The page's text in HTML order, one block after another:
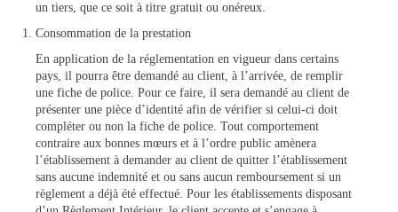
un tiers, que ce soit à titre gratuit ou onéreux.
Consommation de la prestation
En application de la réglementation en vigueur dans certains
pays, il pourra être demandé au client, à l’arrivée, de remplir
une fiche de police. Pour ce faire, il sera demandé au client de
présenter une pièce d’identité afin de vérifier si celui-ci doit
compléter ou non la fiche de police. Tout comportement
contraire aux bonnes mœurs et à l’ordre public amènera
l’établissement à demander au client de quitter l’établissement
sans aucune indemnité et ou sans aucun remboursement si un
règlement a déjà été effectué. Pour les établissements disposant